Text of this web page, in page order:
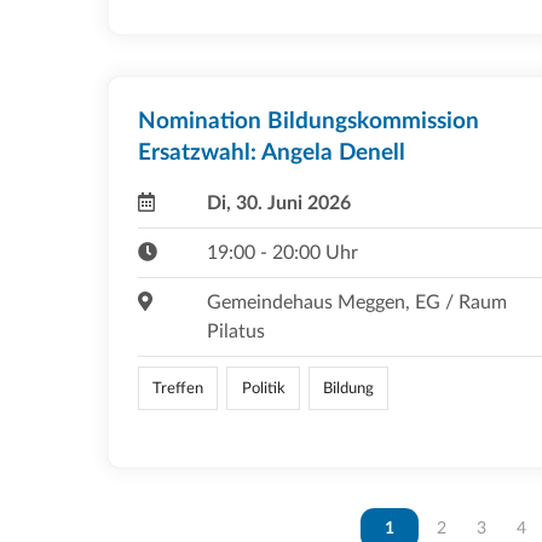
Nomination Bildungskommission
Ersatzwahl: Angela Denell
Di, 30. Juni 2026
19:00 - 20:00 Uhr
Gemeindehaus Meggen, EG / Raum
Pilatus
Treffen Politik Bildung
Vous êtes sur la page
1 Vous êtes sur
2 Vous
3 4